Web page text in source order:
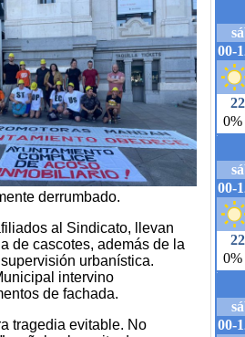
derrumbado.
al Sindicato, llevan
de cascotes, además de la
urbanística.
intervino
de fachada.
tragedia evitable. No